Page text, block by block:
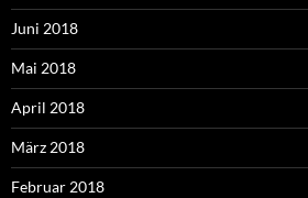
Juni 2018
Mai 2018
April 2018
März 2018
Februar 2018